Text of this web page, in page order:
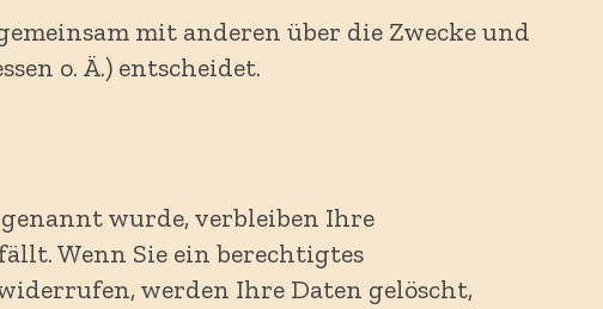
mit anderen über die Zwecke und
o. Ä.) entscheidet.
wurde, verbleiben Ihre
Wenn Sie ein berechtigtes
werden Ihre Daten gelöscht,